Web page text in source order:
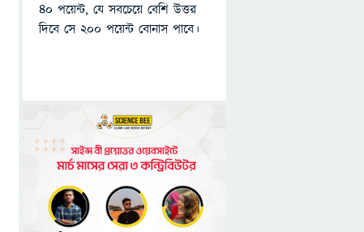
৪০ পয়েন্ট, যে সবচেয়ে বেশি উত্তর
দিবে সে ২০০ পয়েন্ট বোনাস পাবে।